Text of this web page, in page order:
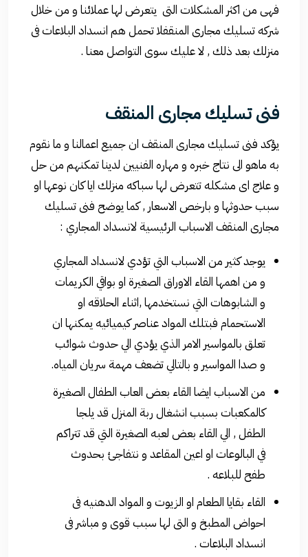
فهى من اكثر المشكلات التى يتعرض لها عملائنا و من خلال
شركه تسليك مجارى المنقفلا تحمل هم انسداد البلاعات فى
منزلك بعد ذلك , لا عليك سوى التواصل معنا .
فنى تسليك مجارى المنقف
يؤكد فنى تسليك مجارى المنقف ان جميع اعمالنا و ما نقوم
به ماهو الى نتاج خبره و مهاره الفنيين لدينا تمكنهم من حل
و علاج اى مشكله تتعرض لها سباكه منزلك ايا كان نوعها او
سبب حدوثها و بارخص الاسعار , كما يوضح فنى تسليك
مجارى المنقف الاسباب الرئيسية لانسداد المجاري :
يوجد كثير من الاسباب التي تؤدي لانسداد المجاري
و من اهمها القاء الاوراق الصغيرة او بواقي الكريمات
و الشابوهات التي نستخدمها ,اثناء الحلاقه او
الاستحمام فبتلك المواد عناصر كيميائيه يمكنها ان
تعلق بالمواسير الامر الذي يؤدي الي حدوث شوائب
و صدا المواسير و بالتالي تضعف مهمة سريان المياه.
من الاسباب ايضا القاء بعض العاب الطفال الصغيرة
كالمكعبات بسبب انشغال ربة المنزل قد يلجا
الطفل , الي القاء بعض لعبه الصغيرة التي قد تتراكم
في البالوعات او اعين المقاعد و نتفاجئ بحدوث
طفح للبلاعه .
القاء بقايا الطعام او الزيوت و المواد الدهنيه فى
احواض المطبخ و التى لها سبب قوى و مباشر فى
انسداد البلاعات .